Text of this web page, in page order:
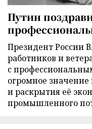
Путин
Президент России
работников и
с
огромное
и раскрытия её
промышленного